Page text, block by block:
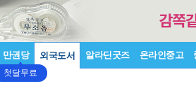
만권당
첫달무료
외국도서 알라딘굿즈 온라인중고